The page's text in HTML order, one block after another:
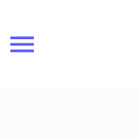
menu